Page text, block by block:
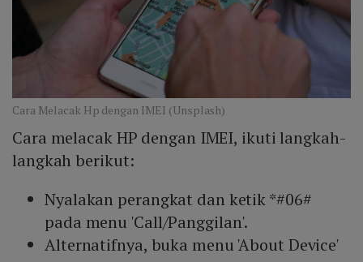
Cara Melacak Hp dengan IMEI (Unsplash)
Cara melacak HP dengan IMEI, ikuti langkah-
langkah berikut:
Nyalakan perangkat dan ketik *#06#
pada menu 'Call/Panggilan'.
Alternatifnya, buka menu 'About Device'